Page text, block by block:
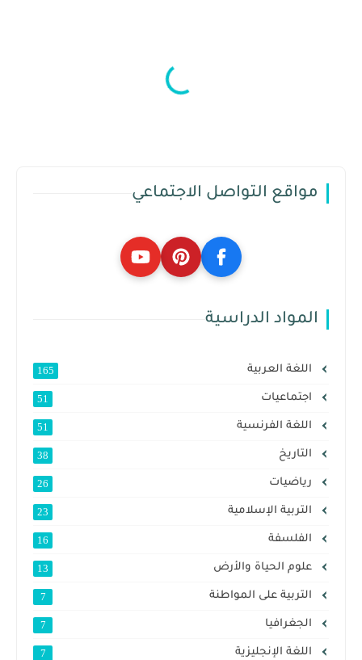
مواقع التواصل الاجتماعي
المواد الدراسية
اللغة العربية 165
اجتماعيات 51
اللغة الفرنسية 51
التاريخ 38
رياضيات 26
التربية الإسلامية 23
الفلسفة 16
علوم الحياة والأرض 13
التربية على المواطنة 7
الجغرافيا 7
اللغة الإنجليزية 7